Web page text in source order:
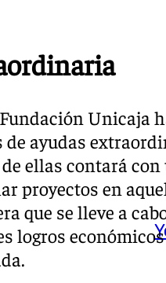
Unicaja
de ayudas
ellas contará con
proyectos en
que se lleve a
logros